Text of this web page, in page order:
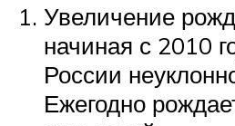
Увеличение
начиная с 2010
России
Ежегодно